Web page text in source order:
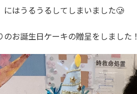
はうるうるしてしまいました🥲
お誕生日ケーキの贈呈をしました！